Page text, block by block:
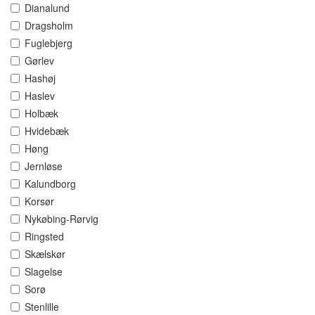
Dianalund
Dragsholm
Fuglebjerg
Gørlev
Hashøj
Haslev
Holbæk
Hvidebæk
Høng
Jernløse
Kalundborg
Korsør
Nykøbing-Rørvig
Ringsted
Skælskør
Slagelse
Sorø
Stenlille